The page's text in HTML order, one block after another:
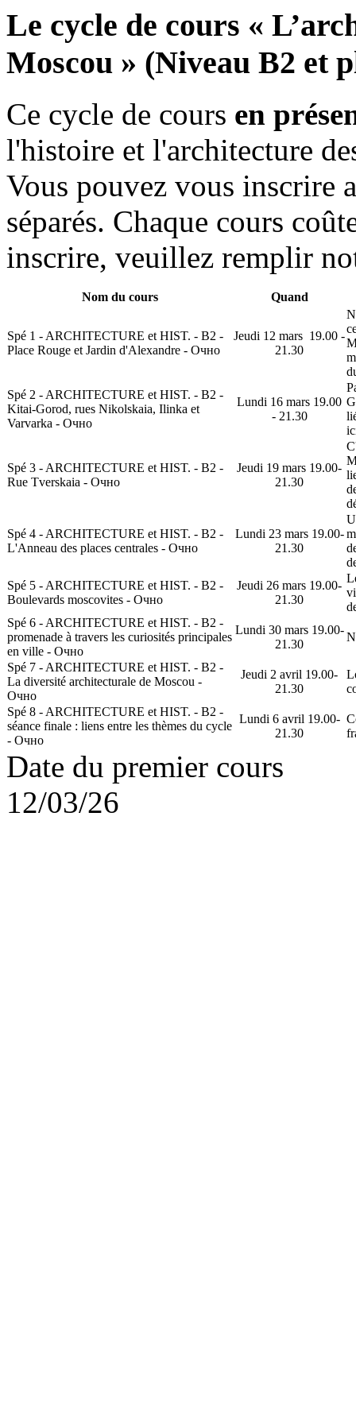
Le cycle de cours «
Moscou » (Niveau В2 et
Ce cycle de cours en
l'histoire et l'architecture
Vous pouvez vous inscrire
séparés. Chaque cours
inscrire, veuillez remplir
Nom du cours Quand
Spé 1 - ARCHITECTURE et HIST. - B2 -
Place Rouge et Jardin d'Alexandre - Очно
Jeudi 12 mars 19.00 -
21.30
Spé 2 - ARCHITECTURE et HIST. - B2 -
Kitai-Gorod, rues Nikolskaia, Ilinka et
Varvarka - Очно
Lundi 16 mars 19.00
- 21.30
Spé 3 - ARCHITECTURE et HIST. - B2 -
Rue Tverskaia - Очно
Jeudi 19 mars 19.00-
21.30
Spé 4 - ARCHITECTURE et HIST. - B2 -
L'Anneau des places centrales - Очно
Lundi 23 mars 19.00-
21.30
Spé 5 - ARCHITECTURE et HIST. - B2 -
Boulevards moscovites - Очно
Jeudi 26 mars 19.00-
21.30
Spé 6 - ARCHITECTURE et HIST. - B2 -
promenade à travers les curiosités principales
en ville - Очно
Lundi 30 mars 19.00-
21.30
Spé 7 - ARCHITECTURE et HIST. - B2 -
La diversité architecturale de Moscou -
Очно
Jeudi 2 avril 19.00-
21.30
Spé 8 - ARCHITECTURE et HIST. - B2 -
séance finale : liens entre les thèmes du cycle
- Очно
Lundi 6 avril 19.00-
21.30
Date du premier cours
12/03/26